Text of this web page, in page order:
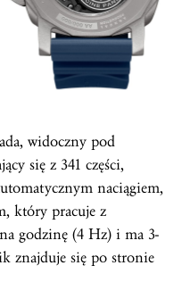
widoczny pod
się z 341 części,
naciągiem,
który pracuje z
godzinę (4 Hz) i ma 3-
znajduje się po stronie